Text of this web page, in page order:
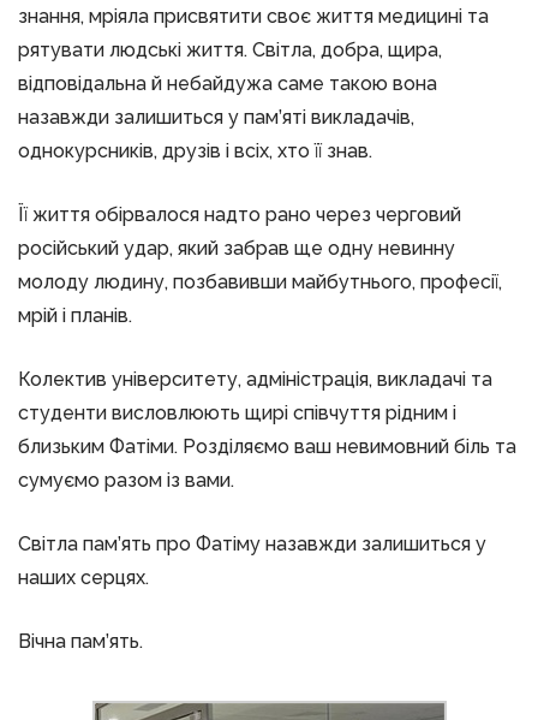
знання, мріяла присвятити своє життя медицині та
рятувати людські життя. Світла, добра, щира,
відповідальна й небайдужа саме такою вона
назавжди залишиться у пам’яті викладачів,
однокурсників, друзів і всіх, хто її знав.
Її життя обірвалося надто рано через черговий
російський удар, який забрав ще одну невинну
молоду людину, позбавивши майбутнього, професії,
мрій і планів.
Колектив університету, адміністрація, викладачі та
студенти висловлюють щирі співчуття рідним і
близьким Фатіми. Розділяємо ваш невимовний біль та
сумуємо разом із вами.
Світла пам’ять про Фатіму назавжди залишиться у
наших серцях.
Вічна пам’ять.